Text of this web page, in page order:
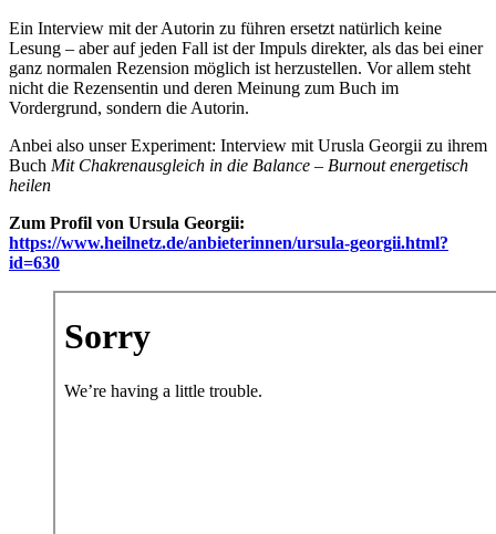
Ein Interview mit der Autorin zu führen ersetzt natürlich keine
Lesung – aber auf jeden Fall ist der Impuls direkter, als das bei einer
ganz normalen Rezension möglich ist herzustellen. Vor allem steht
nicht die Rezensentin und deren Meinung zum Buch im
Vordergrund, sondern die Autorin.
Anbei also unser Experiment: Interview mit Urusla Georgii zu ihrem
Buch Mit Chakrenausgleich in die Balance – Burnout energetisch
heilen
Zum Profil von Ursula Georgii:
https://www.heilnetz.de/anbieterinnen/ursula-georgii.html?
id=630